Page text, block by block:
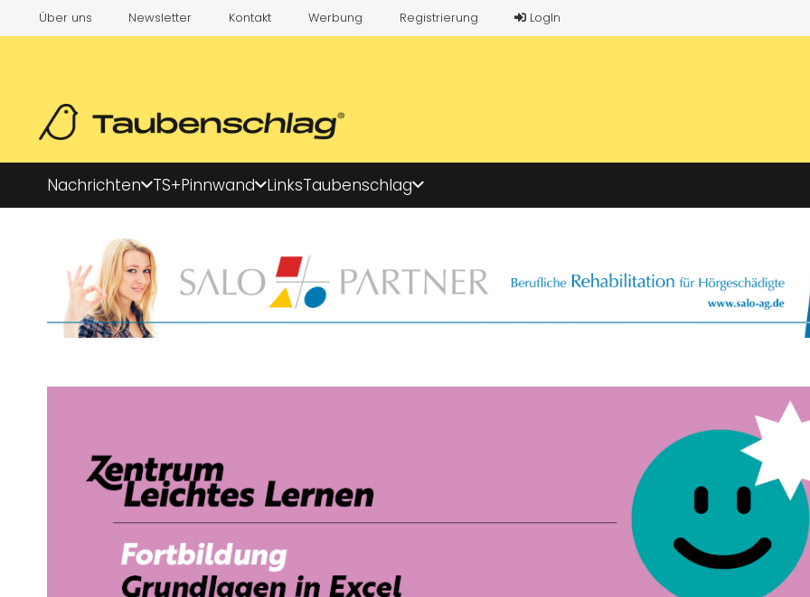
Über uns Newsletter Kontakt Werbung Registrierung LogIn
Nachrichten TS+Pinnwand LinksTaubenschlag